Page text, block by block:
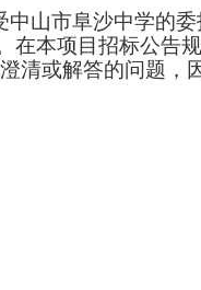
中山市阜沙中学的
在本项目招标公告
清或解答的问题，